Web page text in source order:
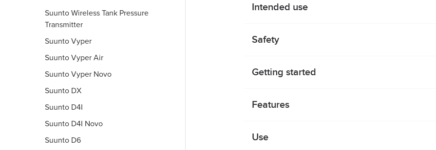
Suunto Wireless Tank Pressure
Transmitter
Suunto Vyper
Suunto Vyper Air
Suunto Vyper Novo
Suunto DX
Suunto D4I
Suunto D4I Novo
Suunto D6
Intended use
Safety
Getting started
Features
Use